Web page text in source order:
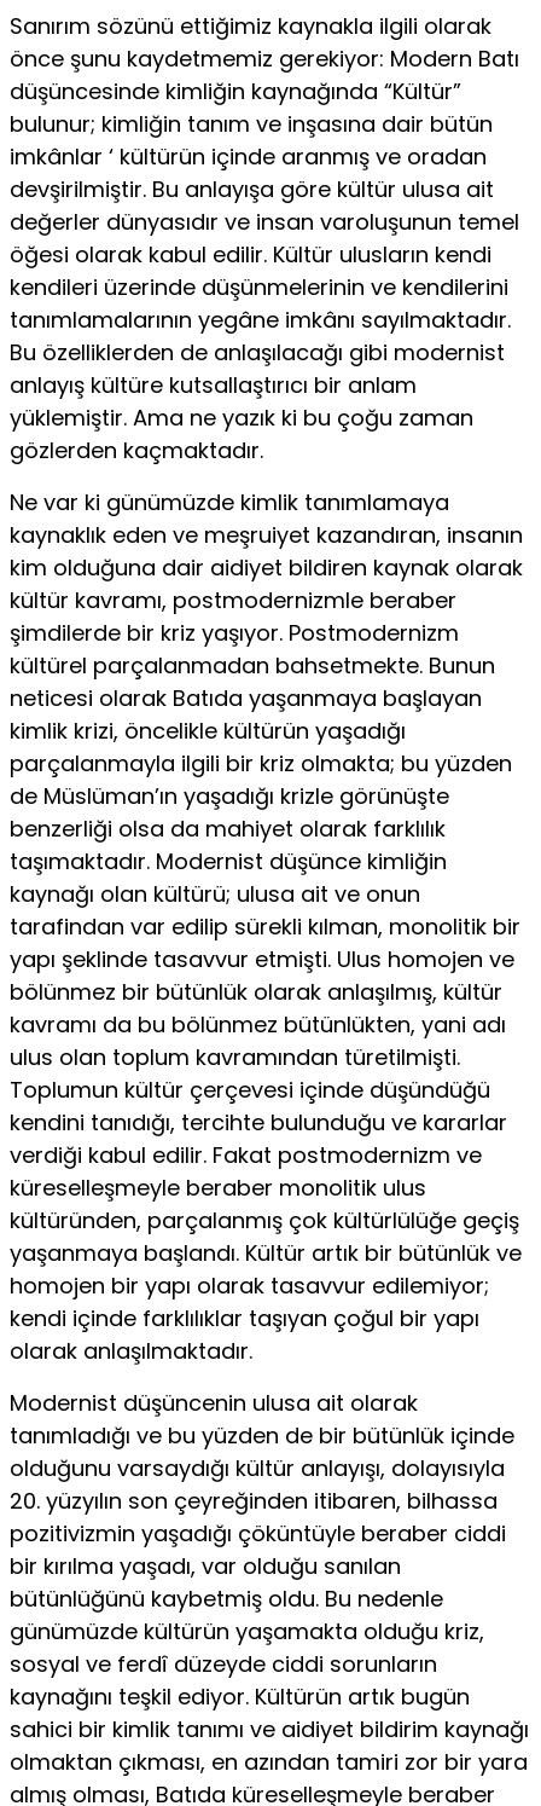
Sanırım sözünü ettiğimiz kaynakla ilgili olarak
önce şunu kay­detmemiz gerekiyor: Modern Batı
düşüncesinde kimliğin kaynağında “Kültür”
bulunur; kimliğin tanım ve inşasına dair bütün
imkânlar ‘ kültürün içinde aranmış ve oradan
devşirilmiştir. Bu anlayışa göre kültür ulusa ait
değerler dünyasıdır ve insan varoluşunun temel
öğesi olarak kabul edilir. Kültür ulusların kendi
kendileri üzerinde düşün­melerinin ve kendilerini
tanımlamalarının yegâne imkânı sayılmak­tadır.
Bu özelliklerden de anlaşılacağı gibi modernist
anlayış kül­türe kutsallaştırıcı bir anlam
yüklemiştir. Ama ne yazık ki bu çoğu zaman
gözlerden kaçmaktadır.
Ne var ki günümüzde kimlik tanımlamaya
kaynaklık eden ve meşruiyet kazandıran, insanın
kim olduğuna dair aidiyet bildiren kay­nak olarak
kültür kavramı, postmodernizmle beraber
şimdilerde bir kriz yaşıyor. Postmodernizm
kültürel parçalanmadan bahsetmekte. Bunun
neticesi olarak Batıda yaşanmaya başlayan
kimlik krizi, ön­celikle kültürün yaşadığı
parçalanmayla ilgili bir kriz olmakta; bu yüzden
de Müslüman’ın yaşadığı krizle görünüşte
benzerliği olsa da mahiyet olarak farklılık
taşımaktadır. Modernist düşünce kimliğin
kaynağı olan kültürü; ulusa ait ve onun
tarafindan var edilip sürekli kılman, monolitik bir
yapı şeklinde tasavvur etmişti. Ulus homojen ve
bölünmez bir bütünlük olarak anlaşılmış, kültür
kavramı da bu bölünmez bütünlükten, yani adı
ulus olan toplum kavramından tü­retilmişti.
Toplumun kültür çerçevesi içinde düşündüğü
kendini tanı­dığı, tercihte bulunduğu ve kararlar
verdiği kabul edilir. Fakat post­modernizm ve
küreselleşmeyle beraber monolitik ulus
kültüründen, parçalanmış çok kültürlülüğe geçiş
yaşanmaya başlandı. Kültür artık bir bütünlük ve
homojen bir yapı olarak tasavvur edilemiyor;
kendi içinde farklılıklar taşıyan çoğul bir yapı
olarak anlaşılmaktadır.
Modernist düşüncenin ulusa ait olarak
tanımladığı ve bu yüz­den de bir bütünlük içinde
olduğunu varsaydığı kültür anlayışı, do­layısıyla
20. yüzyılın son çeyreğinden itibaren, bilhassa
pozitivizmin yaşadığı çöküntüyle beraber ciddi
bir kırılma yaşadı, var olduğu sa­nılan
bütünlüğünü kaybetmiş oldu. Bu nedenle
günümüzde kültü­rün yaşamakta olduğu kriz,
sosyal ve ferdî düzeyde ciddi sorunların
kaynağını teşkil ediyor. Kültürün artık bugün
sahici bir kimlik tanımı ve aidiyet bildirim kaynağı
olmaktan çıkması, en azından tamiri zor bir yara
almış olması, Batıda küreselleşmeyle beraber